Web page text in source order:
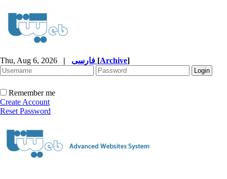
Thu, Aug 6, 2026 | [Archive]
Remember me
Create Account
Reset Password